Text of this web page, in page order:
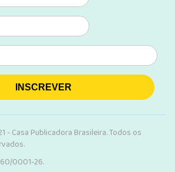
INSCREVER
- Casa Publicadora Brasileira. Todos os
0001-26.